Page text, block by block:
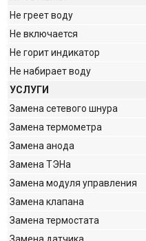
Не греет воду
Не включается
Не горит индикатор
Не набирает воду
УСЛУГИ
Замена сетевого шнура
Замена термометра
Замена анода
Замена ТЭНа
Замена модуля управления
Замена клапана
Замена термостата